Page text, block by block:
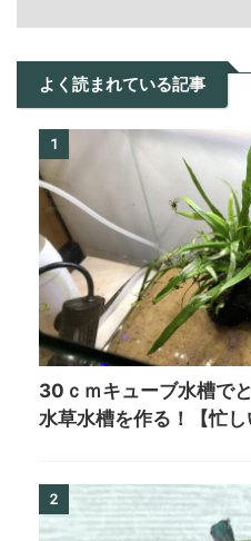
よく読まれている記事
1
30ｃｍキューブ水槽で
水草水槽を作る！【忙し
2